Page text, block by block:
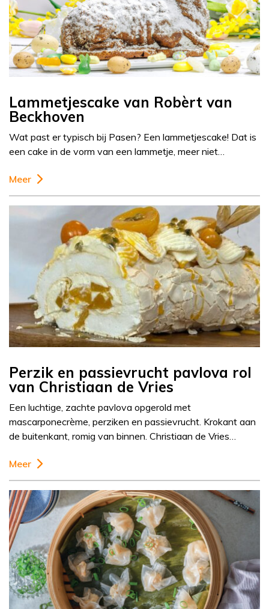
Lammetjescake van Robèrt van
Beckhoven
Wat past er typisch bij Pasen? Een lammetjescake! Dat is
een cake in de vorm van een lammetje, meer niet…
Meer
Perzik en passievrucht pavlova rol
van Christiaan de Vries
Een luchtige, zachte pavlova opgerold met
mascarponecrème, perziken en passievrucht. Krokant aan
de buitenkant, romig van binnen. Christiaan de Vries…
Meer